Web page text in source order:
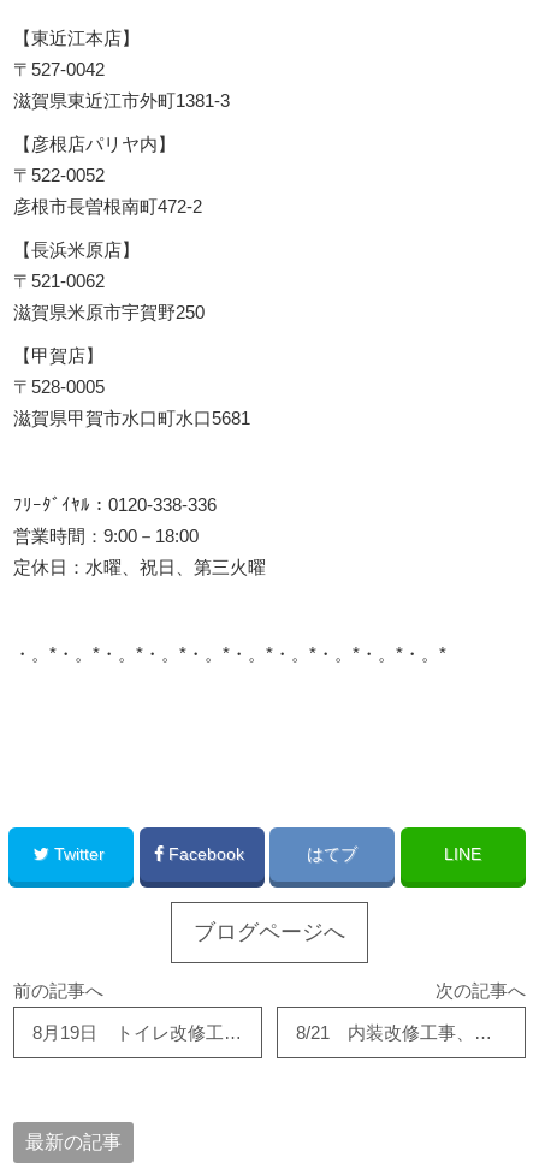
【東近江本店】
〒527-0042
滋賀県東近江市外町1381-3
【彦根店パリヤ内】
〒522-0052
彦根市長曽根南町472-2
【長浜米原店】
〒521-0062
滋賀県米原市宇賀野250
【甲賀店】
〒528-0005
滋賀県甲賀市水口町水口5681
ﾌﾘｰﾀﾞｲﾔﾙ：0120-338-336
営業時間：9:00－18:00
定休日：水曜、祝日、第三火曜
・。*・。*・。*・。*・。*・。*・。*・。*・。*・。*
Twitter Facebook はてブ LINE
ブログページへ
前の記事へ
8月19日 トイレ改修工事が完了しました！
次の記事へ
8/21 内装改修工事、進んでいます！
最新の記事